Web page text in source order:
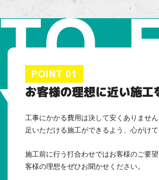
お客様の理想に近い施工
工事にかかる費用は決して安くありませ
足いただける施工ができるよう、心がけて
施工前に行う打合わせではお客様のご要
客様の理想をぜひお聞かせください。